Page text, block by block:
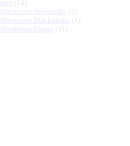
(14)
Avermedia (2)
Blackmagic (1)
Elgato (11)